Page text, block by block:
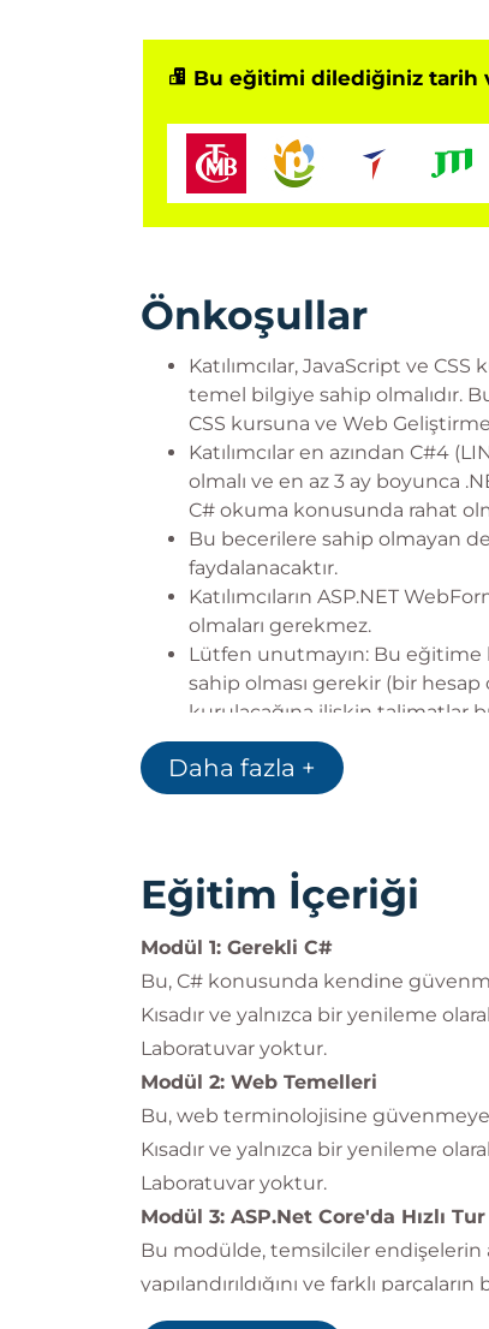
Bu eğitimi dilediğiniz tarih
Önkoşullar
Katılımcılar, JavaScript ve
temel bilgiye sahip olmalıdır.
CSS kursuna ve Web
Katılımcılar en azından C#4
olmalı ve en az 3 ay boyunca
C# okuma konusunda rahat
Bu becerilere sahip olmayan
faydalanacaktır.
Katılımcıların ASP.NET
olmaları gerekmez.
Lütfen unutmayın: Bu eğitime
sahip olması gerekir (bir hesap
kurulacağına ilişkin talimatlar
Daha fazla +
Eğitim İçeriği
Modül 1: Gerekli C#
Bu, C# konusunda kendine
Kısadır ve yalnızca bir yenileme
Laboratuvar yoktur.
Modül 2: Web Temelleri
Bu, web terminolojisine
Kısadır ve yalnızca bir yenileme
Laboratuvar yoktur.
Modül 3: ASP.Net Core'da Hızlı Tur
Bu modülde, temsilciler endişelerin
yapılandırıldığını ve farklı
nasıl etkileşime girdiğini anlamak